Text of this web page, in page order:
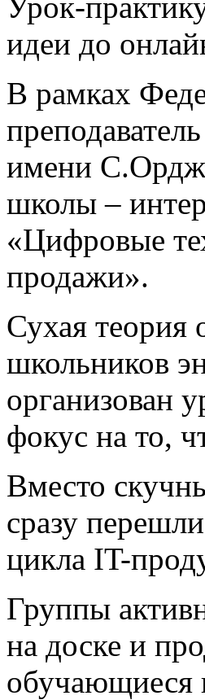
идеи до
В рамках
имени
школы –
«Цифровые
продажи».
Сухая теория
школьников
организован
фокус на то,
Вместо
сразу
цикла IT-
Группы
на доске и
обучающиеся